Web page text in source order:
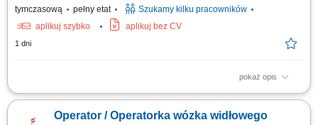
tymczasową
pełny etat
Szukamy kilku pracowników
aplikuj szybko
aplikuj bez CV
1 dni
pokaż opis
Twoje zadania: Obsługa wózka widłowego oraz transport towarów na
Kompletowanie i przygotowywanie zamówień do wysyłki;
Operator / Operatorka wózka widłowego